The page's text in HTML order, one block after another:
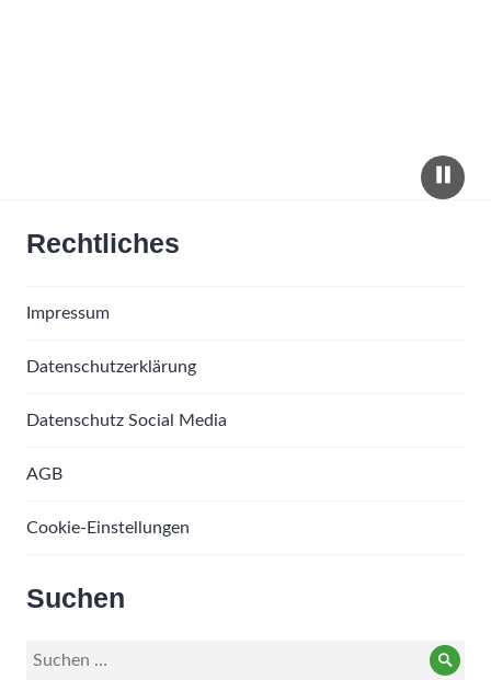
Rechtliches
Impressum
Datenschutzerklärung
Datenschutz Social Media
AGB
Cookie-Einstellungen
Suchen
Suche